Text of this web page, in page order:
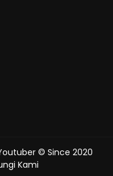
© Since 2020
Kami